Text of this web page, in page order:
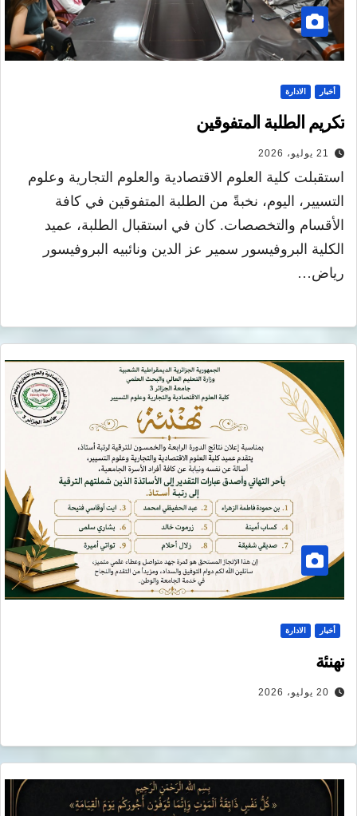
أخبار الادارة
تكريم الطلبة المتفوقين
21 يوليو، 2026
استقبلت كلية العلوم الاقتصادية والعلوم التجارية وعلوم
التسيير، اليوم، نخبةً من الطلبة المتفوقين في كافة
الأقسام والتخصصات. كان في استقبال الطلبة، عميد
الكلية البروفيسور سمير عز الدين ونائبيه البروفيسور
رياض…
أخبار الادارة
تهنئة
20 يوليو، 2026